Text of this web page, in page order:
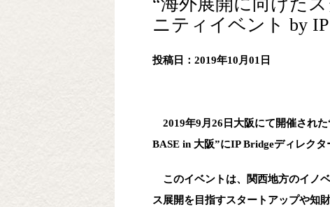
ニティイベント by
投稿日：2019年10月01日
2019年9月26日大阪にて開催され
BASE in 大阪”にIP Bridgeディレクタ
このイベントは、関西地方のイノ
ス展開を目指すスタートアップや知